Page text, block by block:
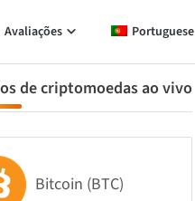
Avaliações Portuguese
de criptomoedas ao vivo
Bitcoin (BTC)